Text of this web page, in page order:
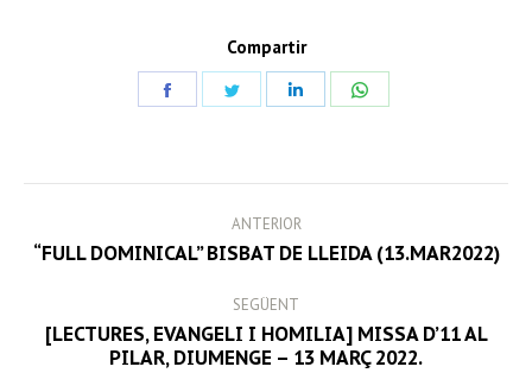
Compartir
NAVIGATION
ANTERIOR
Previous
“FULL DOMINICAL” BISBAT DE LLEIDA (13.MAR2022)
SEGÜENT
Next
[LECTURES, EVANGELI I HOMILIA] MISSA D’11 AL
PILAR, DIUMENGE – 13 MARÇ 2022.